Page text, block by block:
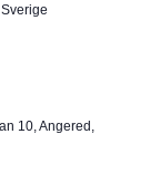
10, Angered,